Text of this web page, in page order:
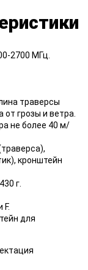
2700 МГц.
траверсы
грозы и ветра.
не более 40 м/
кронштейн
г.
для